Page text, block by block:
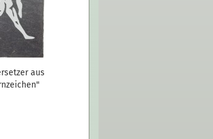
aus